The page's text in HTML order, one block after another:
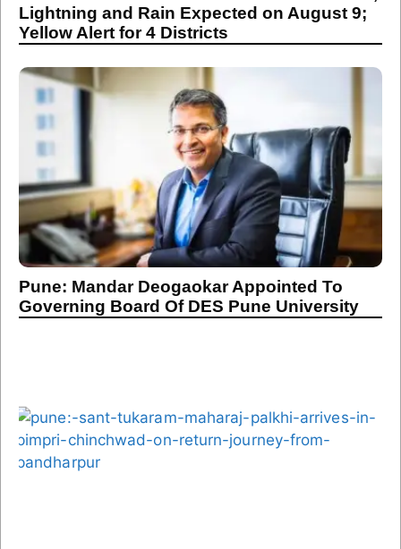
Lightning and Rain Expected on August 9;
Yellow Alert for 4 Districts
Pune: Mandar Deogaokar Appointed To
Governing Board Of DES Pune University